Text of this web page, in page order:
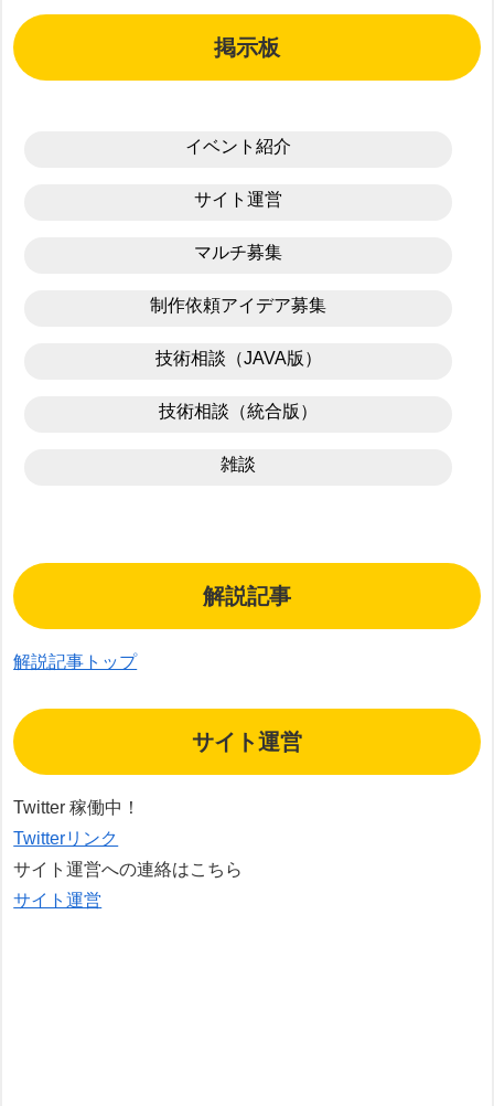
掲示板
イベント紹介
サイト運営
マルチ募集
制作依頼アイデア募集
技術相談（JAVA版）
技術相談（統合版）
雑談
解説記事
解説記事トップ
サイト運営
Twitter 稼働中！
Twitterリンク
サイト運営への連絡はこちら
サイト運営